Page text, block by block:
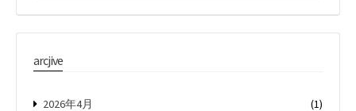
arcjive
2026年4月 (1)